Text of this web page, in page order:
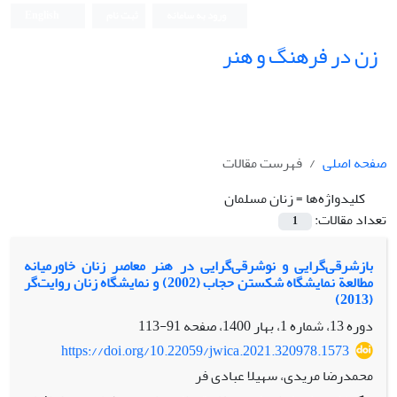
زن در فرهنگ و هنر
صفحه اصلی
فهرست مقالات
کلیدواژه‌ها =زنان مسلمان
تعداد مقالات:
1
بازشرقی‌گرایی و نوشرقی‌گرایی در هنر معاصر زنان خاورمیانه
مطالعة نمایشگاه شکستن حجاب (2002) و نمایشگاه زنان روایت‌گر
(2013)
دوره 13، شماره 1، بهار 1400، صفحه
91-113
https://doi.org/10.22059/jwica.2021.320978.1573
محمدرضا مریدی، سهیلا عبادی فر